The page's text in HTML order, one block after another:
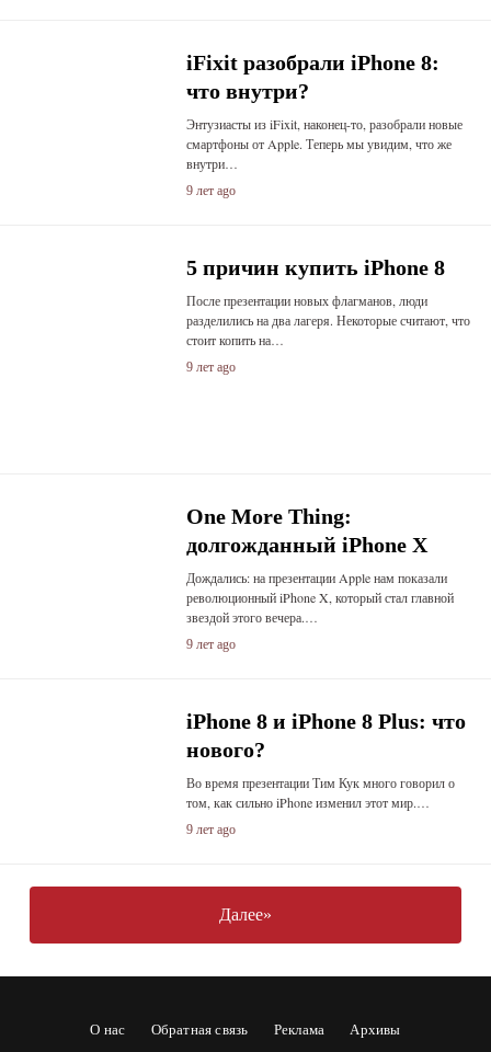
iFixit разобрали iPhone 8:
что внутри?
Энтузиасты из iFixit, наконец-то, разобрали новые
смартфоны от Apple. Теперь мы увидим, что же
внутри…
9 лет ago
5 причин купить iPhone 8
После презентации новых флагманов, люди
разделились на два лагеря. Некоторые считают, что
стоит копить на…
9 лет ago
One More Thing:
долгожданный iPhone X
Дождались: на презентации Apple нам показали
революционный iPhone X, который стал главной
звездой этого вечера.…
9 лет ago
iPhone 8 и iPhone 8 Plus: что
нового?
Во время презентации Тим Кук много говорил о
том, как сильно iPhone изменил этот мир.…
9 лет ago
Далее»
О нас Обратная связь Реклама Архивы